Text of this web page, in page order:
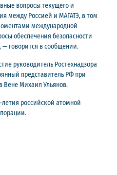
вопросы текущего и
между Россией и МАГАТЭ, в том
международной
обеспечения безопасности
— говорится в сообщении.
руководитель Ростехнадзора
представитель РФ при
Вене Михаил Ульянов.
российской атомной